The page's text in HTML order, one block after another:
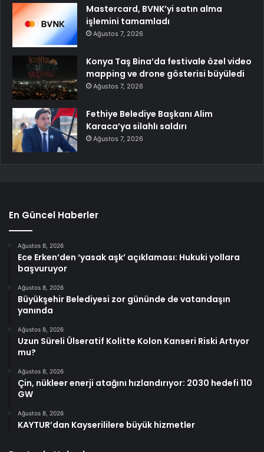
Mastercard, BVNK’yi satın alma
işlemini tamamladı
Ağustos 7, 2026
Konya Taş Bina’da festivale özel video
mapping ve drone gösterisi büyüledi
Ağustos 7, 2026
Fethiye Belediye Başkanı Alim
Karaca’ya silahlı saldırı
Ağustos 7, 2026
En Güncel Haberler
Ağustos 8, 2026
Ece Erken’den ‘yasak aşk’ açıklaması: Hukuki yollara
başvuruyor
Ağustos 8, 2026
Büyükşehir Belediyesi zor gününde de vatandaşın
yanında
Ağustos 8, 2026
Uzun Süreli Ülseratif Kolitte Kolon Kanseri Riski Artıyor
mu?
Ağustos 8, 2026
Çin, nükleer enerji atağını hızlandırıyor: 2030 hedefi 110
GW
Ağustos 8, 2026
KAYTUR’dan Kayserililere büyük hizmetler